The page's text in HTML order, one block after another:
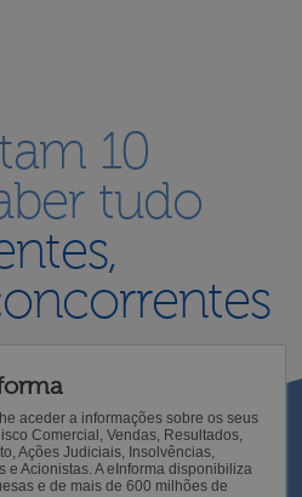
10
tudo
aceder a informações sobre os seus
Comercial, Vendas, Resultados,
Ações Judiciais, Insolvências,
e Acionistas. A eInforma disponibiliza
e de mais de 600 milhões de